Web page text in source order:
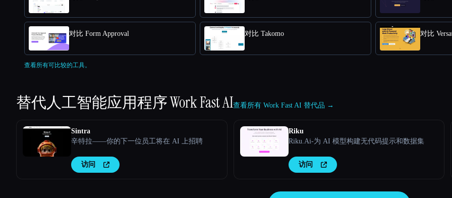
对比 Form Approval 对比 Takomo 对比
查看所有可比较的工具。
替代人工智能应用程序Work Fast AI查看所有 Work Fast AI 替代品 →
Sintra
辛特拉——你的下一位员工将在 AI 上招聘
访问
Riku
Riku.Ai-为 AI 模型构建无代码提示和数据集
访问